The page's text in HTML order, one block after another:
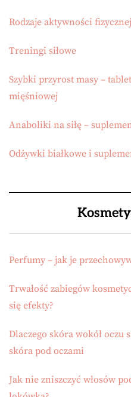
Rodzaje aktywności
Treningi siłowe
Szybki przyrost masy –
mięśniowej
Anaboliki na siłę –
Odżywki białkowe i
Perfumy – jak je
Trwałość zabiegów
się efekty?
Dlaczego skóra wokół oczu
skóra pod oczami
Jak nie zniszczyć włosów